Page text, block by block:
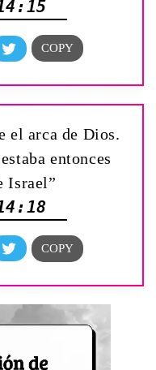
el arca de Dios.
entonces
Israel”